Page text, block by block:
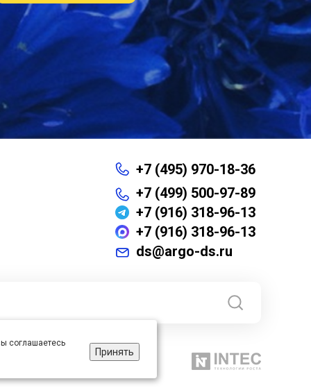
+7 (495) 970-18-36
+7 (499) 500-97-89
+7 (916) 318-96-13
+7 (916) 318-96-13
ds@argo-ds.ru
соглашаетесь
Принять